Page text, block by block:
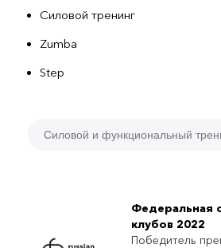
Силовой тренинг
Zumba
Step
Силовой и функциональный
Федеральная
клубов 2022
Победитель